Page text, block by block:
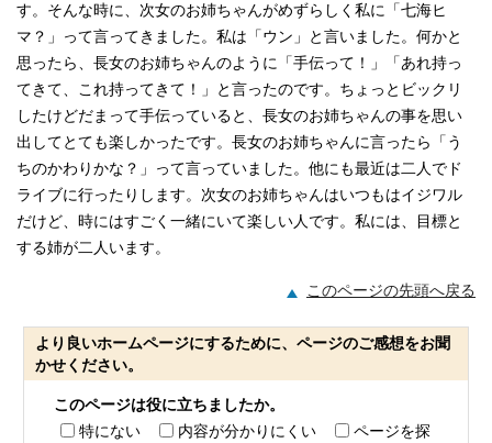
す。そんな時に、次女のお姉ちゃんがめずらしく私に「七海ヒ
マ？」って言ってきました。私は「ウン」と言いました。何かと
思ったら、長女のお姉ちゃんのように「手伝って！」「あれ持っ
てきて、これ持ってきて！」と言ったのです。ちょっとビックリ
したけどだまって手伝っていると、長女のお姉ちゃんの事を思い
出してとても楽しかったです。長女のお姉ちゃんに言ったら「う
ちのかわりかな？」って言っていました。他にも最近は二人でド
ライブに行ったりします。次女のお姉ちゃんはいつもはイジワル
だけど、時にはすごく一緒にいて楽しい人です。私には、目標と
する姉が二人います。
このページの先頭へ戻る
より良いホームページにするために、ページのご感想をお聞
かせください。
このページは役に立ちましたか。
特にない
内容が分かりにくい
ページを探